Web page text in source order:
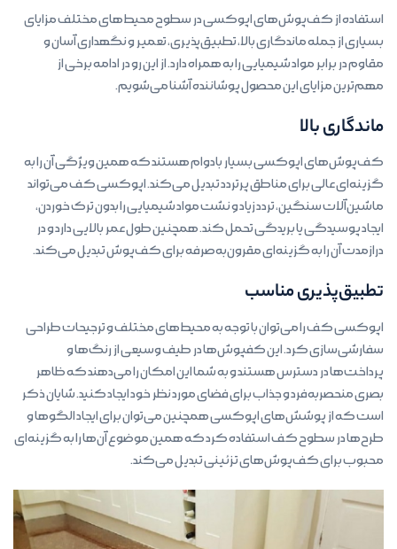
استفاده از کف‌پوش‌های اپوکسی در سطوح محیط‌های مختلف مزایای
بسیاری از جمله ماندگاری بالا، تطبیق‌پذیری، تعمیر و نگهداری آسان و
مقاوم در برابر مواد شیمیایی را به همراه دارد. از این رو در ادامه برخی از
مهم‌ترین مزایای این محصول پوشاننده آشنا می‌شویم.
ماندگاری بالا
کف‌پوش‌های اپوکسی بسیار بادوام هستند که همین ویژگی آن را به
گزینه‌ای عالی برای مناطق پرتردد تبدیل می‌کند. اپوکسی کف می‌تواند
ماشین‌آلات سنگین، تردد زیاد و نشت مواد شیمیایی را بدون ترک خوردن،
ایجاد پوسیدگی یا بریدگی تحمل کند. همچنین طول عمر بالایی دارد و در
درازمدت آن را به گزینه‌ای مقرون‌به‌صرفه برای کف‌پوش تبدیل می‌کند.
تطبیق‌پذیری مناسب
اپوکسی کف را می‌توان با توجه به محیط‌های مختلف و ترجیحات طراحی
سفارشی‌سازی کرد. این کفپوش‌ها در طیف وسیعی از رنگ‌ها و
پرداخت‌ها در دسترس هستند و به شما این امکان را می‌دهند که ظاهر
بصری منحصربه‌فرد و جذاب برای فضای مورد نظر خود ایجاد کنید. شایان ذکر
است که از پوشش‌های اپوکسی همچنین می‌توان برای ایجاد الگوها و
طرح‌ها در سطوح کف استفاده کرد که همین موضوع آن‌ها را به گزینه‌ای
محبوب برای کف‌پوش‌های تزئینی تبدیل می‌کند.